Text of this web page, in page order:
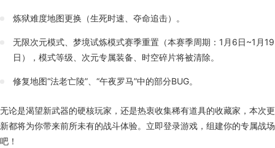
炼狱难度地图更换（生死时速、夺命追击）。
无限次元模式、梦境试炼模式赛季重置（本赛季周期：1月6日~1月19
日），模式等级、次元专属装备、时空碎片将被清除。
修复地图“法老亡陵”、“午夜罗马”中的部分BUG。
无论是渴望新武器的硬核玩家，还是热衷收集稀有道具的收藏家，本次更
新都将为你带来前所未有的战斗体验。立即登录游戏，组建你的专属战场
吧！